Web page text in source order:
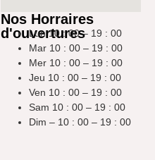
Nos Horraires
d'ouvertures
Lun 10 : 00 – 19 : 00
Mar 10 : 00 – 19 : 00
Mer 10 : 00 – 19 : 00
Jeu 10 : 00 – 19 : 00
Ven 10 : 00 – 19 : 00
Sam 10 : 00 – 19 : 00
Dim – 10 : 00 – 19 : 00